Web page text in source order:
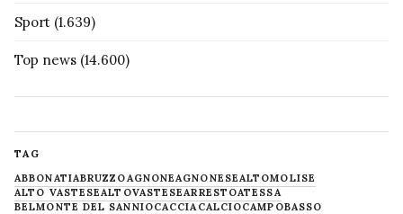
Sport (1.639)
Top news (14.600)
TAG
ABBONATIABRUZZOAGNONEAGNONESEALTOMOLISE
ALTO VASTESEALTOVASTESEARRESTOATESSA
BELMONTE DEL SANNIOCACCIACALCIOCAMPOBASSO